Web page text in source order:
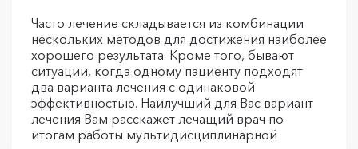
Часто лечение складывается из комбинации
нескольких методов для достижения наиболее
хорошего результата. Кроме того, бывают
ситуации, когда одному пациенту подходят
два варианта лечения с одинаковой
эффективностью. Наилучший для Вас вариант
лечения Вам расскажет лечащий врач по
итогам работы мультидисциплинарной